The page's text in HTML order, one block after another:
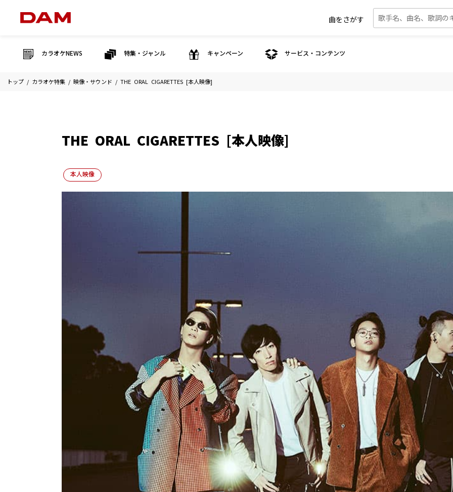
曲をさがす
カラオケNEWS 特集・ジャンル キャンペーン サービス・コンテンツ
トップ カラオケ特集 映像・サウンド THE ORAL CIGARETTES [本人映像]
THE ORAL CIGARETTES [本人映像]
本人映像